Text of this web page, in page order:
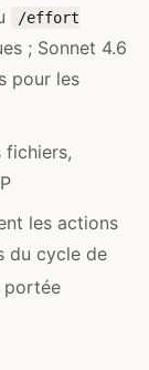
/effort
; Sonnet 4.6
pour les
fichiers,
les actions
du cycle de
portée